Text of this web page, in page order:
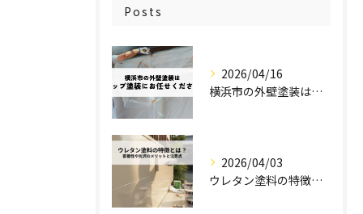
Posts
2026/04/16
横浜市の外壁塗装はステップ塗装にお任せください！
2026/04/03
ウレタン塗料の特徴とは？密着性や光沢のメリットと注意点を解説！